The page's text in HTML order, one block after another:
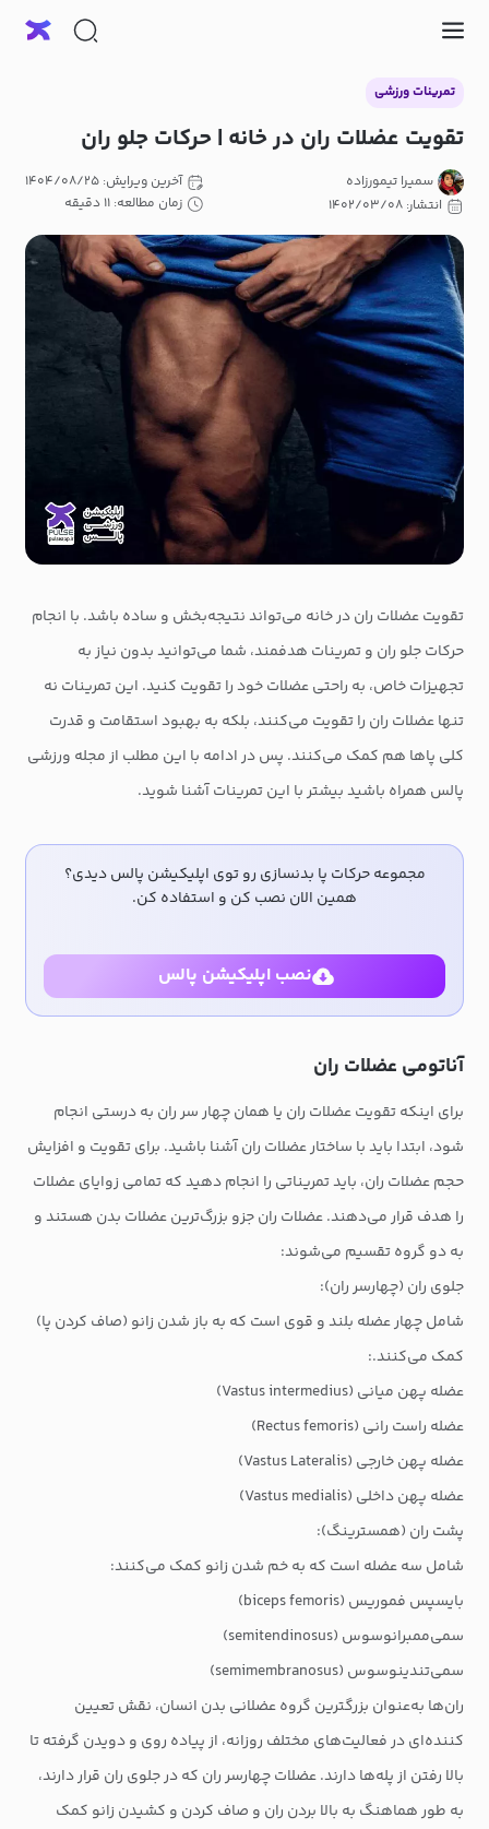
تمرینات ورزشی
تقویت عضلات ران در خانه | حرکات جلو ران
سمیرا تیمورزاده
انتشار: ۱۴۰۲/۰۳/۰۸
آخرین ویرایش: ۱۴۰۴/۰۸/۲۵
زمان مطالعه: ۱۱ دقیقه
تقویت عضلات ران در خانه می‌تواند نتیجه‌بخش و ساده باشد. با انجام
حرکات جلو ران و تمرینات هدفمند، شما می‌توانید بدون نیاز به
تجهیزات خاص، به راحتی عضلات خود را تقویت کنید. این تمرینات نه
تنها عضلات ران را تقویت می‌کنند، بلکه به بهبود استقامت و قدرت
کلی پاها هم کمک می‌کنند. پس در ادامه با این مطلب از مجله ورزشی
پالس همراه باشید بیشتر با این تمرینات آشنا شوید.
مجموعه حرکات پا بدنسازی رو توی اپلیکیشن پالس دیدی؟
همین الان نصب کن و استفاده کن.
نصب اپلیکیشن پالس
آناتومی عضلات ران
برای اینکه تقویت عضلات ران یا همان چهار سر ران به درستی انجام
شود، ابتدا باید با ساختار عضلات ران آشنا باشید. برای تقویت و افزایش
حجم عضلات ران، باید تمریناتی را انجام دهید که تمامی زوایای عضلات
را هدف قرار می‌دهند. عضلات ران جزو بزرگ‌ترین عضلات بدن هستند و
به دو گروه تقسیم می‌شوند:
جلوی ران (چهارسر ران):
شامل چهار عضله بلند و قوی است که به باز شدن زانو (صاف کردن پا)
کمک می‌کنند.:
عضله پهن میانی (Vastus intermedius)
عضله راست رانی (Rectus femoris)
عضله پهن خارجی (Vastus Lateralis)
عضله پهن داخلی (Vastus medialis)
پشت ران (همسترینگ):
شامل سه عضله است که به خم شدن زانو کمک می‌کنند:
بایسپس فموریس (biceps femoris)
سمی‌ممبرانوسوس (semitendinosus)
سمی‌تندینوسوس (semimembranosus)
ران‌ها به‌عنوان بزرگترین گروه عضلانی بدن انسان، نقش تعیین
کننده‌ای در فعالیت‌های مختلف روزانه، از پیاده روی و دویدن گرفته تا
بالا رفتن از پله‌ها دارند. عضلات چهارسر ران که در جلوی ران قرار دارند،
به طور هماهنگ به بالا بردن ران و صاف کردن و کشیدن زانو کمک